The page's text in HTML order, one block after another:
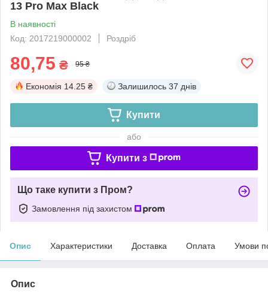
13 Pro Max Black
В наявності
Код: 2017219000002
Роздріб
80,75 ₴ 95 ₴
Економія 14.25 ₴ Залишилось 37 днів
Купити
або
Купити з
Що таке купити з Пром?
Замовлення під захистом
Опис Характеристики Доставка Оплата Умови
Опис